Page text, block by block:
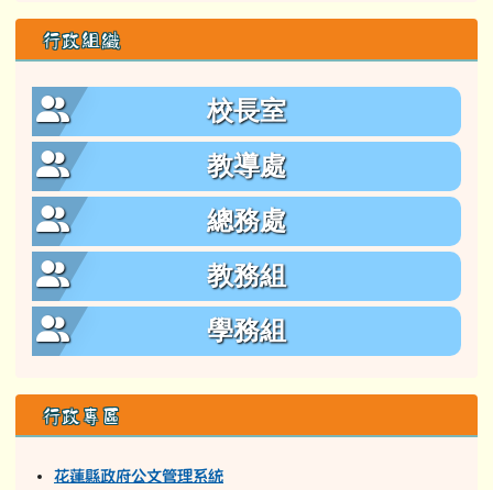
行政組織
校長室
教導處
總務處
教務組
學務組
行政專區
花蓮縣政府公文管理系統